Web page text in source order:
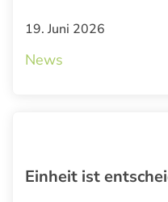
19. Juni 2026
News
Einheit ist